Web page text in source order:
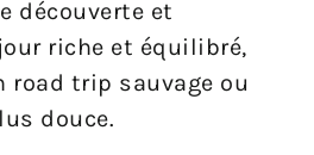
découverte et
riche et équilibré,
road trip sauvage ou
douce.